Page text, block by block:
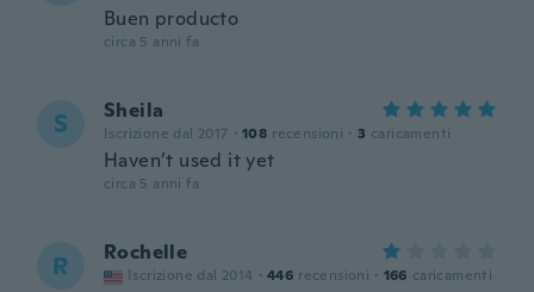
Buen producto
circa 5 anni fa
S Sheila
Iscrizione dal 2017 · 108 recensioni · 3 caricamenti
Haven’t used it yet
circa 5 anni fa
R Rochelle
Iscrizione dal 2014 · 446 recensioni · 166 caricamenti